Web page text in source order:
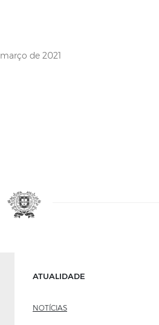
de 2021
ATUALIDADE
NOTÍCIAS